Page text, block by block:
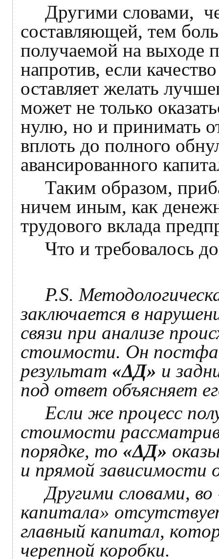
Другими словами,
составляющей, тем
получаемой на выходе
напротив, если
оставляет желать
может не только
нулю, но и принимать
вплоть до полного
авансированного
Таким образом,
ничем иным, как
трудового вклада
Что и требовалось
P.S.
заключается в
связи при анализе
стоимости. Он
результат «ΔД» и
под ответ объясняет
Если же процесс
стоимости
порядке, то «ΔД»
и прямой зависимости
Другими словами, во
капитала»
главный капитал,
черепной коробки.